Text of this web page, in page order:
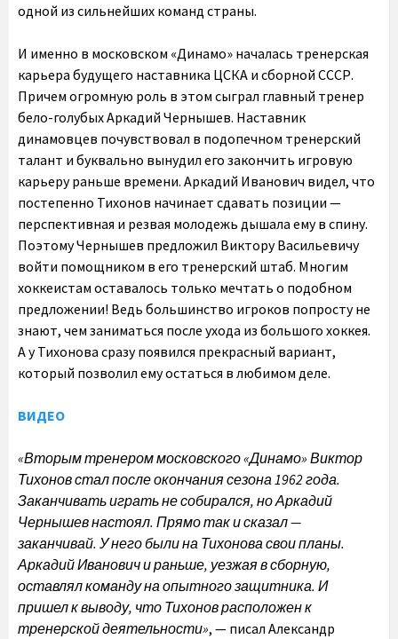
одной из сильнейших команд страны.
И именно в московском «Динамо» началась тренерская
карьера будущего наставника ЦСКА и сборной СССР.
Причем огромную роль в этом сыграл главный тренер
бело-голубых Аркадий Чернышев. Наставник
динамовцев почувствовал в подопечном тренерский
талант и буквально вынудил его закончить игровую
карьеру раньше времени. Аркадий Иванович видел, что
постепенно Тихонов начинает сдавать позиции —
перспективная и резвая молодежь дышала ему в спину.
Поэтому Чернышев предложил Виктору Васильевичу
войти помощником в его тренерский штаб. Многим
хоккеистам оставалось только мечтать о подобном
предложении! Ведь большинство игроков попросту не
знают, чем заниматься после ухода из большого хоккея.
А у Тихонова сразу появился прекрасный вариант,
который позволил ему остаться в любимом деле.
ВИДЕО
«Вторым тренером московского «Динамо» Виктор
Тихонов стал после окончания сезона 1962 года.
Заканчивать играть не собирался, но Аркадий
Чернышев настоял. Прямо так и сказал —
заканчивай. У него были на Тихонова свои планы.
Аркадий Иванович и раньше, уезжая в сборную,
оставлял команду на опытного защитника. И
пришел к выводу, что Тихонов расположен к
тренерской деятельности», — писал Александр